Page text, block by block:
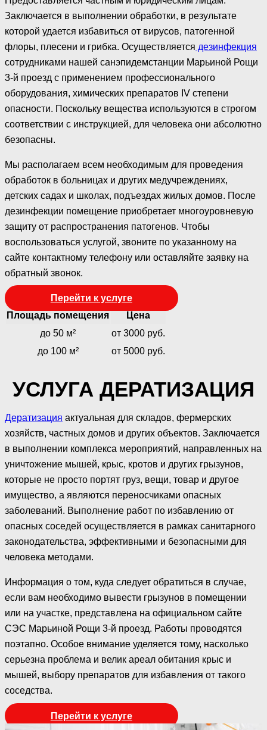
Заключается в выполнении обработки, в результате
которой удается избавиться от вирусов, патогенной
флоры, плесени и грибка. Осуществляется дезинфекция
сотрудниками нашей санэпидемстанции Марьиной Рощи
3-й проезд с применением профессионального
оборудования, химических препаратов IV степени
опасности. Поскольку вещества используются в строгом
соответствии с инструкцией, для человека они абсолютно
безопасны.
Мы располагаем всем необходимым для проведения
обработок в больницах и других медучреждениях,
детских садах и школах, подъездах жилых домов. После
дезинфекции помещение приобретает многоуровневую
защиту от распространения патогенов. Чтобы
воспользоваться услугой, звоните по указанному на
сайте контактному телефону или оставляйте заявку на
обратный звонок.
Перейти к услуге
Площадь помещения
Цена
до 50 м²
от 3000 руб.
до 100 м²
от 5000 руб.
УСЛУГА ДЕРАТИЗАЦИЯ
Дератизация актуальная для складов, фермерских
хозяйств, частных домов и других объектов. Заключается
в выполнении комплекса мероприятий, направленных на
уничтожение мышей, крыс, кротов и других грызунов,
которые не просто портят груз, вещи, товар и другое
имущество, а являются переносчиками опасных
заболеваний. Выполнение работ по избавлению от
опасных соседей осуществляется в рамках санитарного
законодательства, эффективными и безопасными для
человека методами.
Информация о том, куда следует обратиться в случае,
если вам необходимо вывести грызунов в помещении
или на участке, представлена на официальном сайте
СЭС Марьиной Рощи 3-й проезд. Работы проводятся
поэтапно. Особое внимание уделяется тому, насколько
серьезна проблема и велик ареал обитания крыс и
мышей, выбору препаратов для избавления от такого
соседства.
Перейти к услуге